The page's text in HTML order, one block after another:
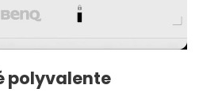
polyvalente